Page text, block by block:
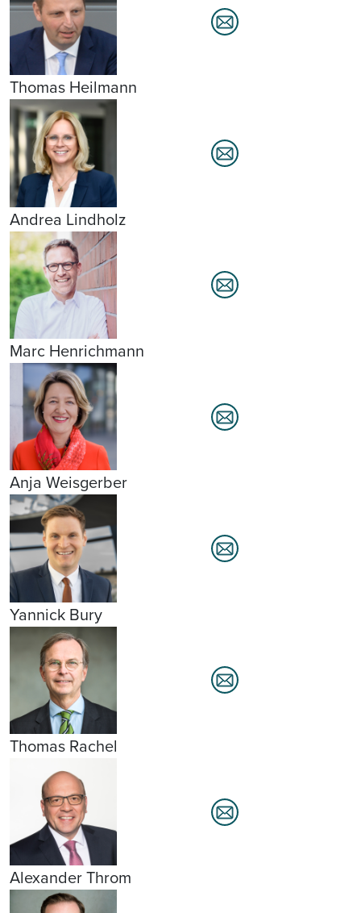
Thomas Heilmann
Andrea Lindholz
Marc Henrichmann
Anja Weisgerber
Yannick Bury
Thomas Rachel
Alexander Throm